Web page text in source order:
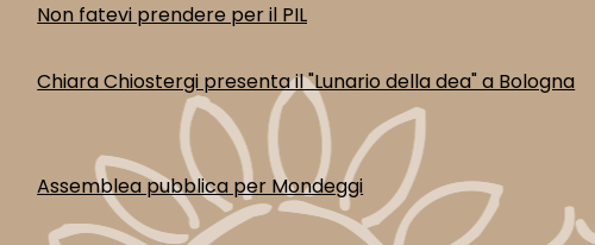
Non fatevi prendere per il PIL
Chiara Chiostergi presenta il "Lunario della dea" a Bologna
Assemblea pubblica per Mondeggi